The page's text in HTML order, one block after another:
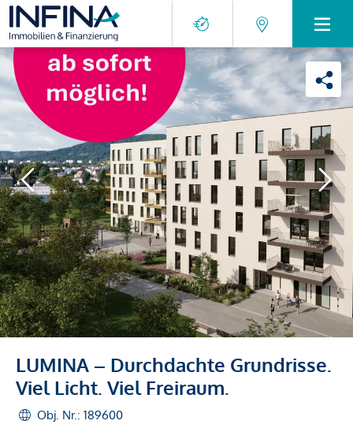
LUMINA – Durchdachte Grundrisse.
Viel Licht. Viel Freiraum.
Obj. Nr.: 189600